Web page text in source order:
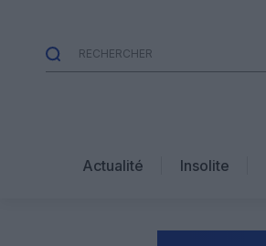
Actualité Insolite